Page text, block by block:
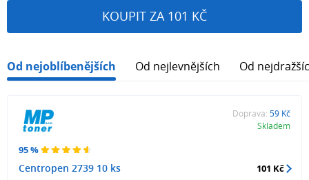
KOUPIT ZA 101 KČ
Od nejoblíbenějších Od nejlevnějších Od
95 %
Centropen 2739 10 ks
Doprava: 59 Kč
Skladem
101 Kč